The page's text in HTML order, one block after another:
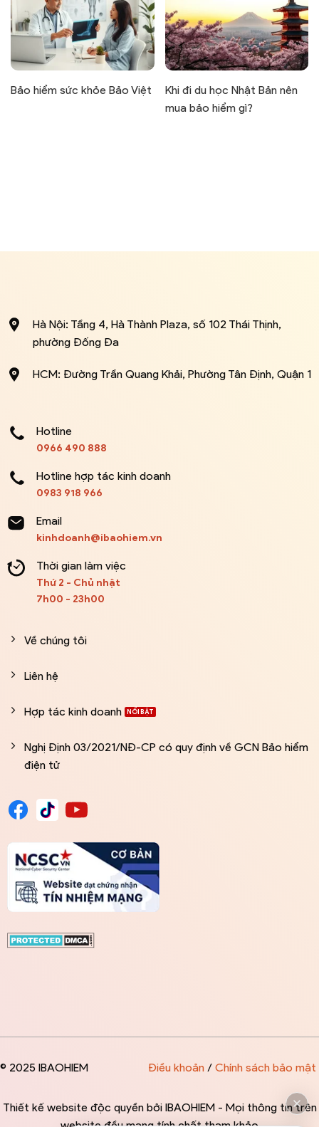
Bảo hiểm sức khỏe Bảo Việt
Khi đi du học Nhật Bản nên
mua bảo hiểm gì?
Hà Nội: Tầng 4, Hà Thành Plaza, số 102 Thái Thịnh,
phường Đống Đa
HCM: Đường Trần Quang Khải, Phường Tân Định, Quận 1
Hotline
0966 490 888
Hotline hợp tác kinh doanh
0983 918 966
Email
kinhdoanh@ibaohiem.vn
Thời gian làm việc
Thứ 2 - Chủ nhật
7h00 - 23h00
Về chúng tôi
Liên hệ
Hợp tác kinh doanh
Nghị Định 03/2021/NĐ-CP có quy định về GCN Bảo hiểm
điện tử
© 2025 IBAOHIEM
Thiết kế website độc quyền bởi IBAOHIEM - Mọi thông tin trên
Điều khoản/ Chính sách bảo mật